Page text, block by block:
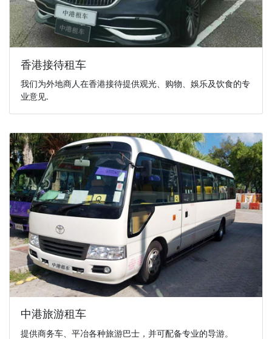
香港接待租车
我们为外地商人在香港接待提供观光、购物、娛乐及饮食的专
业意见.
中港旅游租车
提供商务车、平冶各种旅游巴士，并可配备专业的导游。